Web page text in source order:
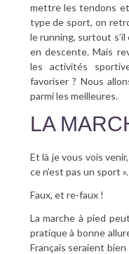
mettre les tendons
type de sport, on
le running, surtout
en descente. Mais
les activités
favoriser ? Nous
parmi les meilleures.
LA
Et là je vous vois
ce n’est pas un sport ».
Faux, et re-faux !
La marche à pied
pratique à bonne
Français seraient